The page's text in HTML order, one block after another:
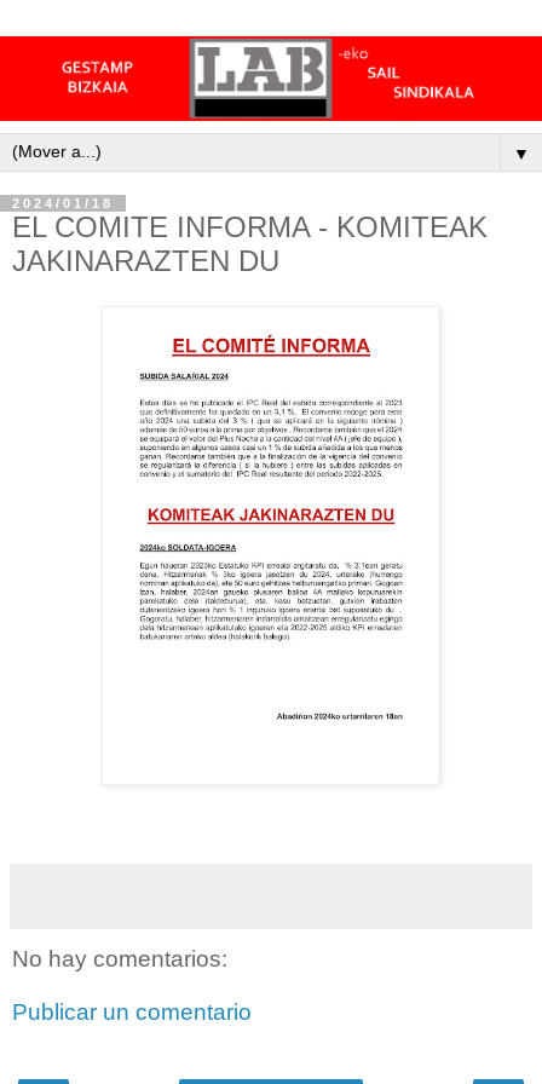
▼
2024/01/18
EL COMITE INFORMA - KOMITEAK
JAKINARAZTEN DU
No hay comentarios:
Publicar un comentario